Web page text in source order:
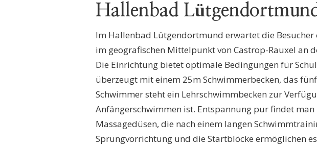
Hallenbad
Im Hallenbad Lütgendortmund erwartet die Besucher
im geografischen Mittelpunkt von Castrop-Rauxel an
Die Einrichtung bietet optimale Bedingungen für
überzeugt mit einem 25m Schwimmerbecken, das
Schwimmer steht ein Lehrschwimmbecken zur
Anfängerschwimmen ist. Entspannung pur findet
Massagedüsen, die nach einem langen
Sprungvorrichtung und die Startblöcke ermöglichen